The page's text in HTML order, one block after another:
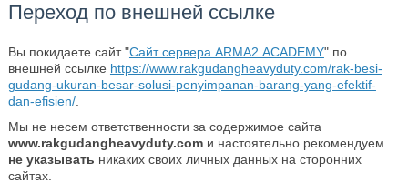
Переход по внешней ссылке
Вы покидаете сайт "Сайт сервера ARMA2.ACADEMY" по
внешней ссылке https://www.rakgudangheavyduty.com/rak-besi-
gudang-ukuran-besar-solusi-penyimpanan-barang-yang-efektif-
dan-efisien/.
Мы не несем ответственности за содержимое сайта
www.rakgudangheavyduty.comи настоятельно рекомендуем
не указывать никаких своих личных данных на сторонних
сайтах.